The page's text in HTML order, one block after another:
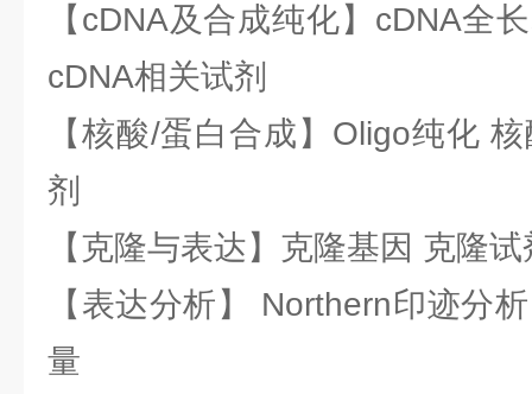
【cDNA及合成纯化】cDNA全
cDNA相关试剂
【核酸/蛋白合成】Oligo纯化
剂
【克隆与表达】克隆基因 克隆
【表达分析】 Northern印迹分
量